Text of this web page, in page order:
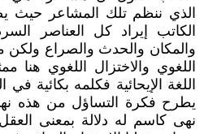
الذي ننظم تلك المشاعر حيث
الكاتب إيراد كل العناصر
والمكان والحدث والصراع ولكن
اللغوي والاختزال اللغوي هنا
اللغة الإيحائية فكلمه بكائية
يطرح فكرة التساؤل من هذه
نهى كاسم له دلالة بمعنى